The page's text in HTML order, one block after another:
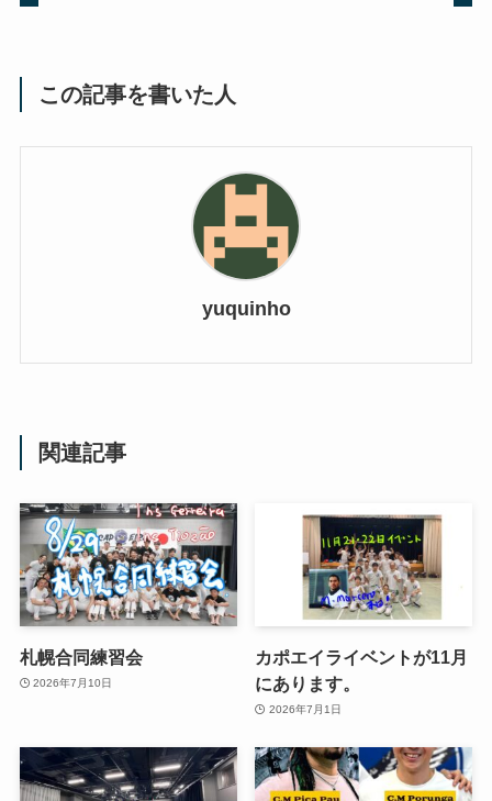
この記事を書いた人
yuquinho
関連記事
札幌合同練習会
2026年7月10日
カポエイライベントが11月
にあります。
2026年7月1日